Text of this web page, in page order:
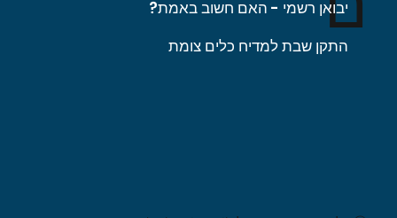
יבואן רשמי - האם חשוב באמת?
התקן שבת למדיח כלים צומת